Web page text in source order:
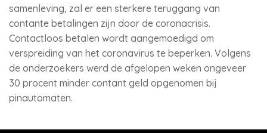
samenleving, zal er een sterkere teruggang van
contante betalingen zijn door de coronacrisis.
Contactloos betalen wordt aangemoedigd om
verspreiding van het coronavirus te beperken. Volgens
de onderzoekers werd de afgelopen weken ongeveer
30 procent minder contant geld opgenomen bij
pinautomaten.